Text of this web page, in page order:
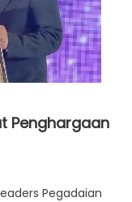
Penghargaan
Pegadaian